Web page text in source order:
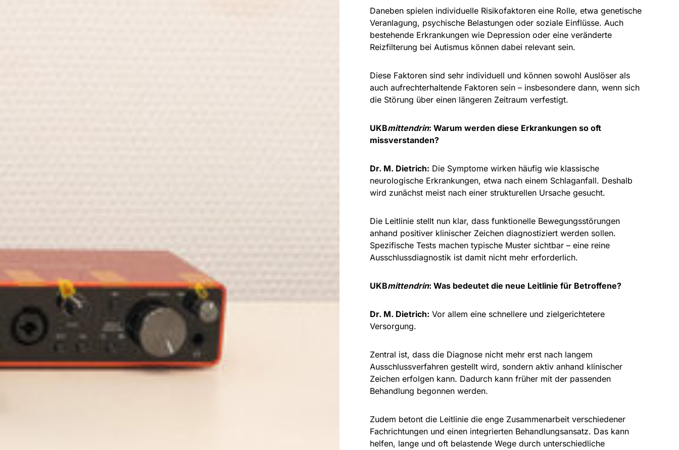
Daneben spielen individuelle Risikofaktoren eine Rolle, etwa genetische
Veranlagung, psychische Belastungen oder soziale Einflüsse. Auch
bestehende Erkrankungen wie Depression oder eine veränderte
Reizfilterung bei Autismus können dabei relevant sein.
Diese Faktoren sind sehr individuell und können sowohl Auslöser als
auch aufrechterhaltende Faktoren sein – insbesondere dann, wenn sich
die Störung über einen längeren Zeitraum verfestigt.
UKBmittendrin: Warum werden diese Erkrankungen so oft
missverstanden?
Dr. M. Dietrich: Die Symptome wirken häufig wie klassische
neurologische Erkrankungen, etwa nach einem Schlaganfall. Deshalb
wird zunächst meist nach einer strukturellen Ursache gesucht.
Die Leitlinie stellt nun klar, dass funktionelle Bewegungsstörungen
anhand positiver klinischer Zeichen diagnostiziert werden sollen.
Spezifische Tests machen typische Muster sichtbar – eine reine
Ausschlussdiagnostik ist damit nicht mehr erforderlich.
UKBmittendrin: Was bedeutet die neue Leitlinie für Betroffene?
Dr. M. Dietrich: Vor allem eine schnellere und zielgerichtetere
Versorgung.
Zentral ist, dass die Diagnose nicht mehr erst nach langem
Ausschlussverfahren gestellt wird, sondern aktiv anhand klinischer
Zeichen erfolgen kann. Dadurch kann früher mit der passenden
Behandlung begonnen werden.
Zudem betont die Leitlinie die enge Zusammenarbeit verschiedener
Fachrichtungen und einen integrierten Behandlungsansatz. Das kann
helfen, lange und oft belastende Wege durch unterschiedliche